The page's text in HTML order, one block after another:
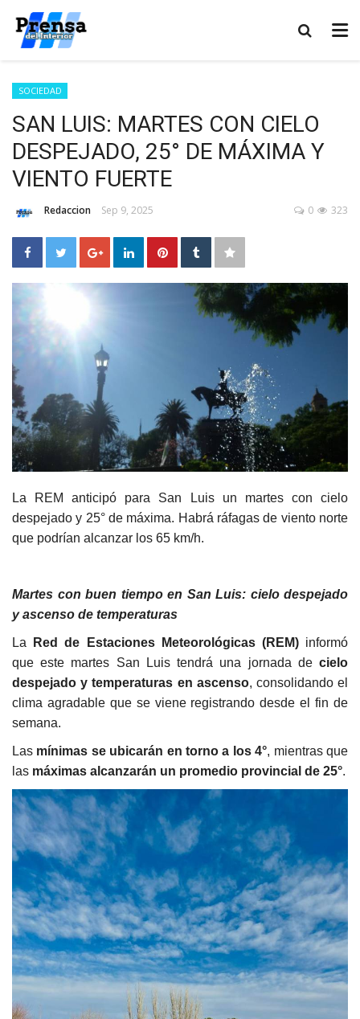
SOCIEDAD
SAN LUIS: MARTES CON CIELO
DESPEJADO, 25° DE MÁXIMA Y
VIENTO FUERTE
Redaccion Sep 9, 2025 323
0
La REM anticipó para San Luis un martes con cielo
despejado y 25° de máxima. Habrá ráfagas de viento norte
que podrían alcanzar los 65 km/h.
Martes con buen tiempo en San Luis: cielo despejado
y ascenso de temperaturas
La Red de Estaciones Meteorológicas (REM)informó
que este martes San Luis tendrá una jornada de cielo
despejado y temperaturas en ascenso, consolidando el
clima agradable que se viene registrando desde el fin de
semana.
Las mínimas se ubicarán en torno a los 4°, mientras que
las máximas alcanzarán un promedio provincial de 25°.